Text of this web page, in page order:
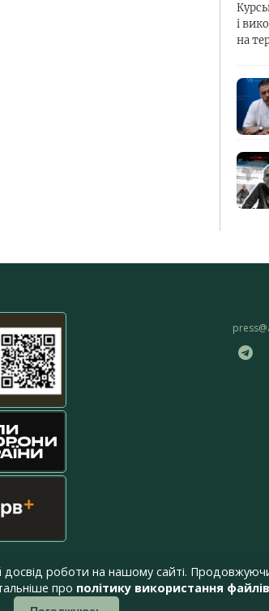
і
на
роботи на нашому сайті.
про політику використання